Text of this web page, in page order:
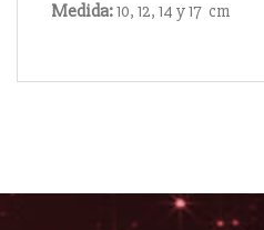
Medida:10, 12, 14 y 17 cm